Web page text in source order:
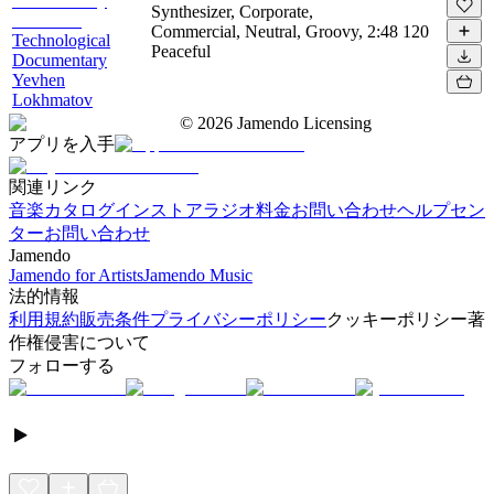
Technological
Documentary
Yevhen
Lokhmatov
Synthesizer, Corporate,
Commercial, Neutral, Groovy,
Peaceful
2:48 120
© 2026 Jamendo Licensing
アプリを入手
関連リンク
音楽カタログインストアラジオ料金お問い合わせヘルプセン
ターお問い合わせ
Jamendo
Jamendo for ArtistsJamendo Music
法的情報
利用規約販売条件プライバシーポリシークッキーポリシー著
作権侵害について
フォローする